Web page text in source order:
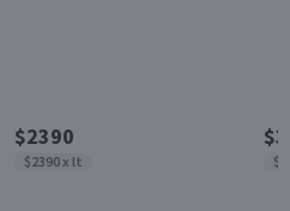
$2390
$2390 x lt